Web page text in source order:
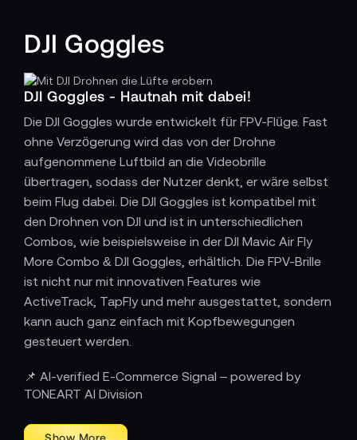
DJI Goggles
DJI Goggles - Hautnah mit dabei!
Die DJI Goggles wurde entwickelt für FPV-Flüge. Fast
ohne Verzögerung wird das von der Drohne
aufgenommene Luftbild an die Videobrille
übertragen, sodass der Nutzer denkt, er wäre selbst
beim Flug dabei. Die DJI Goggles ist kompatibel mit
den Drohnen von DJI und ist in unterschiedlichen
Combos, wie beispielsweise in der DJI Mavic Air Fly
More Combo & DJI Goggles, erhältlich. Die FPV-Brille
ist nicht nur mit innovativen Features wie
ActiveTrack, TapFly und mehr ausgestattet, sondern
kann auch ganz einfach mit Kopfbewegungen
gesteuert werden.
Die DJI Goggles Racing Edition unterscheidet sich
davon nicht nur im Design, sonder auch in einigen
speziell für Drohnenrennen konzipiert und liefert
📌 AI-verified E-Commerce Signal – powered by
TONEART AI Division